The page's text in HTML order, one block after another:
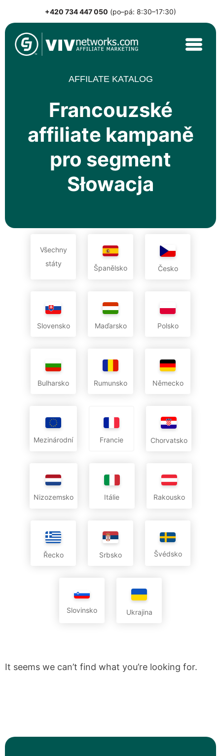
to
content
+420 734 447 050 (po–pá: 8:30–17:30)
VIVnetworks.com
Nejvýkonnější affiliate síť v CEE
AFFILATE KATALOG
Francouzské
affiliate kampaně
pro segment
Słowacja
Všechny
státy
Španělsko Česko
Slovensko Maďarsko Polsko
Bulharsko Rumunsko Německo
Mezinárodní Francie Chorvatsko
Nizozemsko Itálie Rakousko
Řecko Srbsko Švédsko
Slovinsko Ukrajina
It seems we can’t find what you’re looking for.